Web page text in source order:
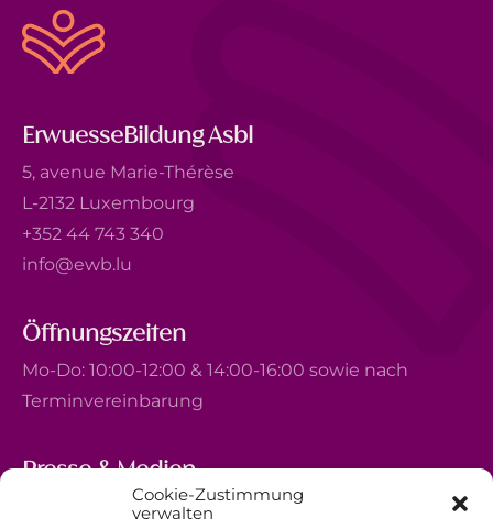
Cookie-Zustimmung
verwalten
ErwuesseBildung Asbl
5, avenue Marie-Thérèse
L-2132 Luxembourg
+352 44 743 340
info@ewb.lu
Öffnungszeiten
Mo-Do: 10:00-12:00 & 14:00-16:00 sowie nach
Terminvereinbarung
Presse & Medien
5, avenue Marie-Thérèse